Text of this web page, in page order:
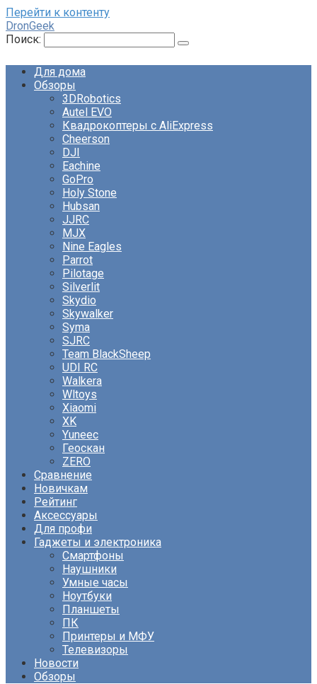
Перейти к контенту
DronGeek
Поиск:
Для дома
Обзоры
3DRobotics
Autel EVO
Квадрокоптеры с AliExpress
Cheerson
DJI
Eachine
GoPro
Holy Stone
Hubsan
JJRC
MJX
Nine Eagles
Parrot
Pilotage
Silverlit
Skydio
Skywalker
Syma
SJRC
Team BlackSheep
UDI RC
Walkera
Wltoys
Xiaomi
XK
Yuneec
Геоскан
ZERO
Сравнение
Новичкам
Рейтинг
Аксессуары
Для профи
Гаджеты и электроника
Смартфоны
Наушники
Умные часы
Ноутбуки
Планшеты
ПК
Принтеры и МФУ
Телевизоры
Новости
Обзоры